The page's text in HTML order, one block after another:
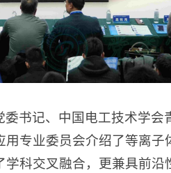
书记、中国电工技术学会
专业委员会介绍了等离子
科交叉融合，更兼具前沿